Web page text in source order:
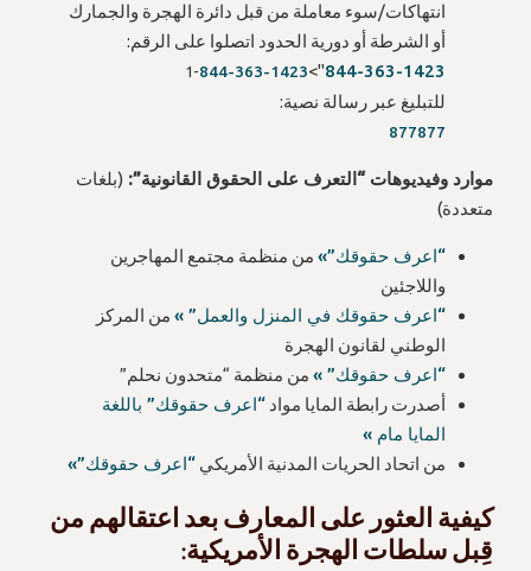
انتهاكات/سوء معاملة من قبل دائرة الهجرة والجمارك
أو الشرطة أو دورية الحدود اتصلوا على الرقم:
844-363-1423
">
1-844-363-1423
للتبليغ عبر رسالة نصية:
877877
موارد وفيديوهات “التعرف على الحقوق القانونية”: (بلغات
متعددة)
“اعرف حقوقك”» من منظمة مجتمع المهاجرين
واللاجئين
“اعرف حقوقك في المنزل والعمل” » من المركز
الوطني لقانون الهجرة
“اعرف حقوقك” » من منظمة “متحدون نحلم”
أصدرت رابطة المايا مواد“اعرف حقوقك” باللغة
المايا مام »
من اتحاد الحريات المدنية الأمريكي“اعرف حقوقك”»
كيفية العثور على المعارف بعد اعتقالهم من
قِبل سلطات الهجرة الأمريكية: